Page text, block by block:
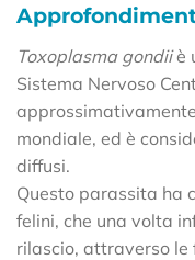
Toxoplasma gondiiè
Sistema Nervoso
mondiale, ed è
diffusi.
Questo parassita ha
felini, che una volta
rilascio, attraverso le